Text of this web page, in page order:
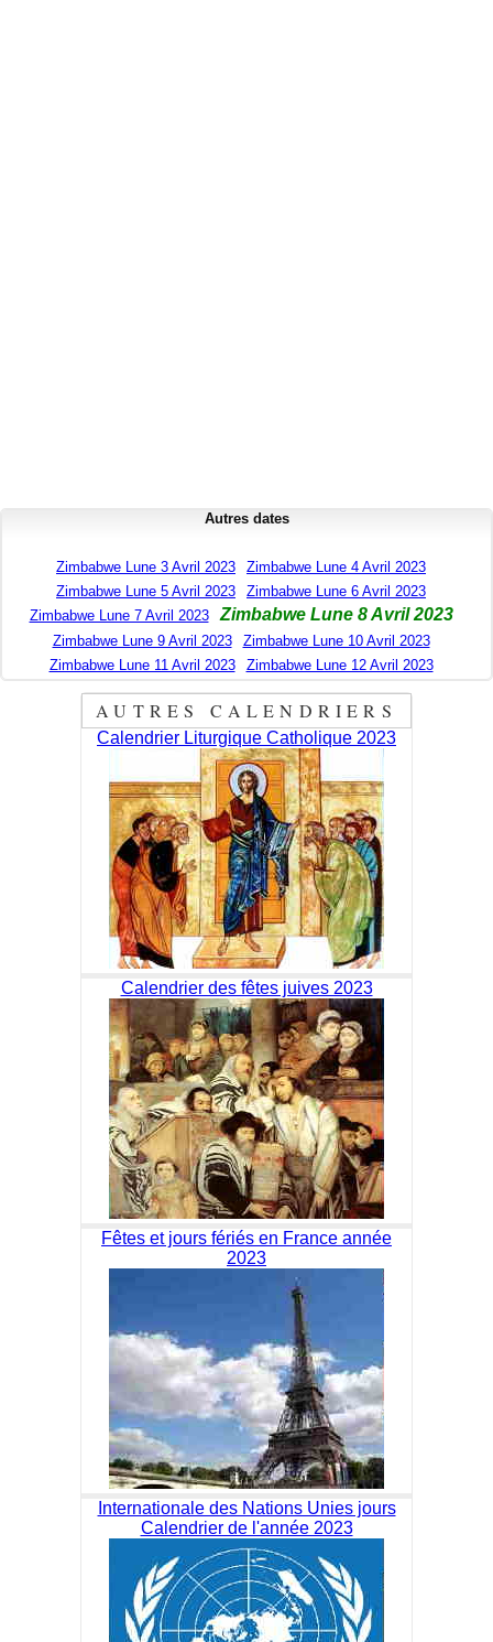
Autres dates
Zimbabwe Lune 3 Avril 2023
Zimbabwe Lune 4 Avril 2023
Zimbabwe Lune 5 Avril 2023
Zimbabwe Lune 6 Avril 2023
Zimbabwe Lune 7 Avril 2023
Zimbabwe Lune 8 Avril 2023
Zimbabwe Lune 9 Avril 2023
Zimbabwe Lune 10 Avril 2023
Zimbabwe Lune 11 Avril 2023
Zimbabwe Lune 12 Avril 2023
AUTRES CALENDRIERS
Calendrier Liturgique Catholique 2023
Calendrier des fêtes juives 2023
Fêtes et jours fériés en France année
2023
Internationale des Nations Unies jours
Calendrier de l'année 2023